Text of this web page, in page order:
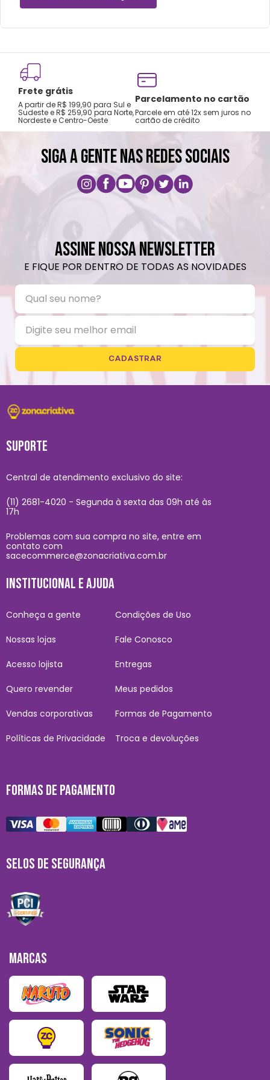
pontiagudos, evitando o contato direto
com o produto.
umedecido com água morna e sabão
neutro.
Nunca aplique produtos abrasivos,
solventes ou quaisquer agentes químicos e
evite contato do produto com água do
mar, areia e outro elementos abrasivos.
Para secagem, utilize apenas um pano
seco. Evite deixar o produto exposto aos
raios solares por um período prolongado.
Frete grátis
A partir de R$ 199,90 para Sul e
Sudeste e R$ 259,90 para Norte,
Nordeste e Centro-Oeste
Parcelamento no cartão
Parcele em até 12x sem juros no
cartão de crédito
SIGA A GENTE NAS REDES SOCIAIS
ASSINE NOSSA NEWSLETTER
E FIQUE POR DENTRO DE TODAS AS NOVIDADES
CADASTRAR
SUPORTE
Central de atendimento exclusivo do site:
(11) 2681-4020 - Segunda à sexta das 09h até às
17h
Problemas com sua compra no site, entre em
contato com
sacecommerce@zonacriativa.com.br
INSTITUCIONAL E AJUDA
Conheça a gente
Nossas lojas
Acesso lojista
Quero revender
Vendas corporativas
Políticas de Privacidade
Condições de Uso
Fale Conosco
Entregas
Meus pedidos
Formas de Pagamento
Troca e devoluções
FORMAS DE PAGAMENTO
SELOS DE SEGURANÇA
MARCAS